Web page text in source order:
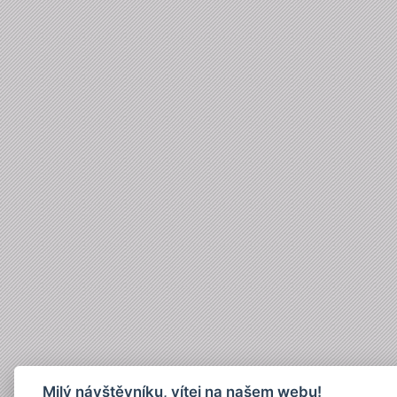
Milý návštěvníku, vítej na našem webu!